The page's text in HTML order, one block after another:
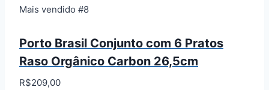
Mais vendido #8
Porto Brasil Conjunto com 6 Pratos
Raso Orgânico Carbon 26,5cm
R$209,00